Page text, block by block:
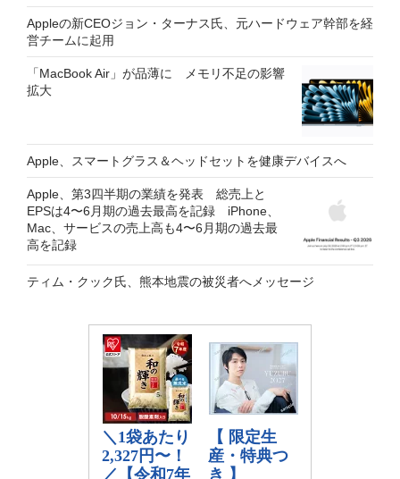
Appleの新CEOジョン・ターナス氏、元ハードウェア幹部を経
営チームに起用
「MacBook Air」が品薄に メモリ不足の影響
拡大
Apple、スマートグラス＆ヘッドセットを健康デバイスへ
Apple、第3四半期の業績を発表 総売上と
EPSは4〜6月期の過去最高を記録 iPhone、
Mac、サービスの売上高も4〜6月期の過去最
高を記録
ティム・クック氏、熊本地震の被災者へメッセージ